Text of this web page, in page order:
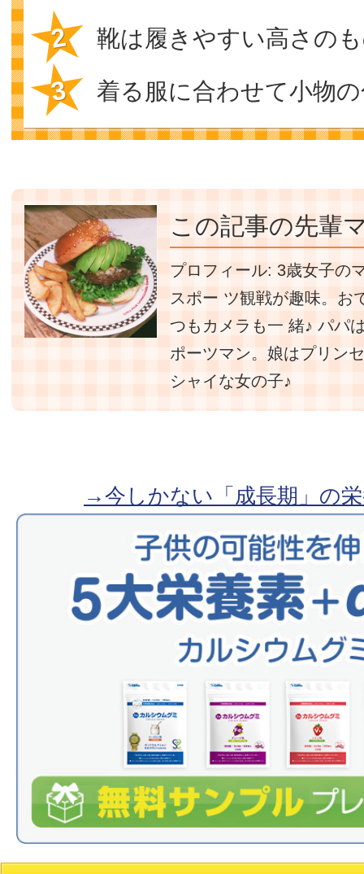
靴は履きやすい高さの
着る服に合わせて小物
この記事の先輩
プロフィール:3歳女子の
スポー ツ観戦が趣味。お
つもカメラも一 緒♪ パパ
ポーツマン。娘はプリン
シャイな女の子♪
→今しかない「成長期」の